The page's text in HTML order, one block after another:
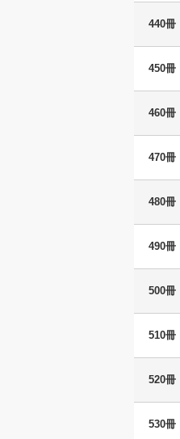
440冊
450冊
460冊
470冊
480冊
490冊
500冊
510冊
520冊
530冊